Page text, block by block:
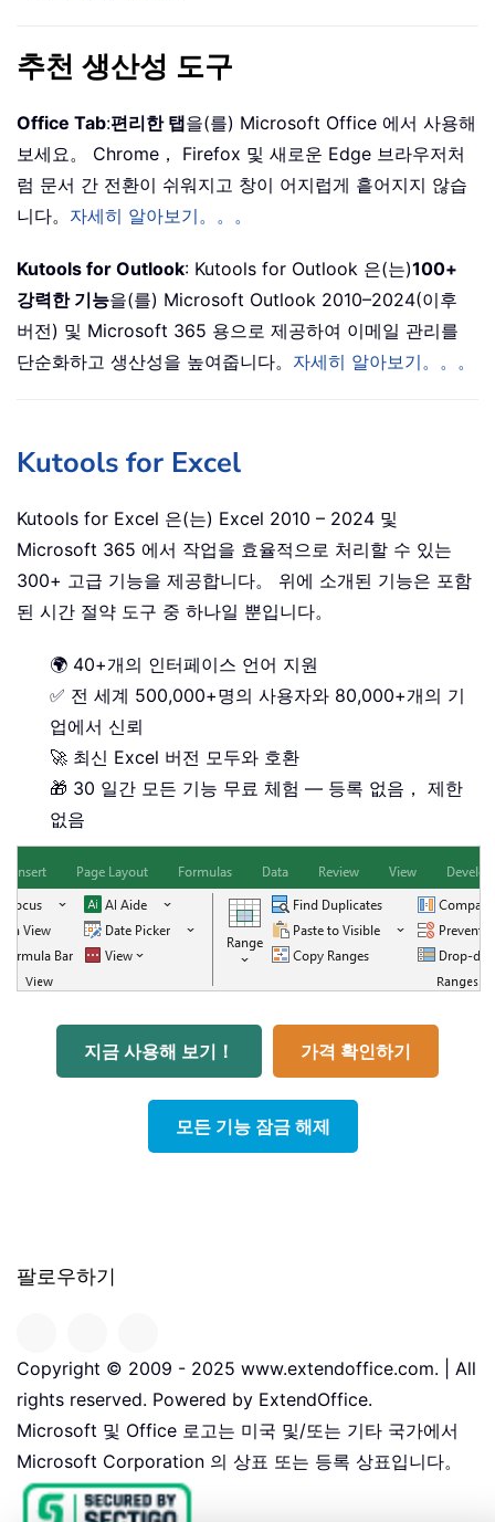
추천 생산성 도구
Office Tab:편리한 탭을(를) Microsoft Office 에서 사용해
보세요。 Chrome， Firefox 및 새로운 Edge 브라우저처
럼 문서 간 전환이 쉬워지고 창이 어지럽게 흩어지지 않습
니다。 자세히 알아보기。。。
Kutools for Outlook: Kutools for Outlook 은(는)100+
강력한 기능을(를) Microsoft Outlook 2010–2024(이후
버전) 및 Microsoft 365 용으로 제공하여 이메일 관리를
단순화하고 생산성을 높여줍니다。 자세히 알아보기。。。
Kutools for Excel
Kutools for Excel 은(는) Excel 2010 – 2024 및
Microsoft 365 에서 작업을 효율적으로 처리할 수 있는
300+ 고급 기능을 제공합니다。 위에 소개된 기능은 포함
된 시간 절약 도구 중 하나일 뿐입니다。
🌍 40+개의 인터페이스 언어 지원
✅ 전 세계 500,000+명의 사용자와 80,000+개의 기
업에서 신뢰
🚀 최신 Excel 버전 모두와 호환
🎁 30 일간 모든 기능 무료 체험 — 등록 없음， 제한
없음
지금 사용해 보기！ 가격 확인하기
모든 기능 잠금 해제
팔로우하기
Copyright © 2009 - 2025 www.extendoffice.com. | All
rights reserved. Powered by ExtendOffice.
Microsoft 및 Office 로고는 미국 및/또는 기타 국가에서
Microsoft Corporation 의 상표 또는 등록 상표입니다。